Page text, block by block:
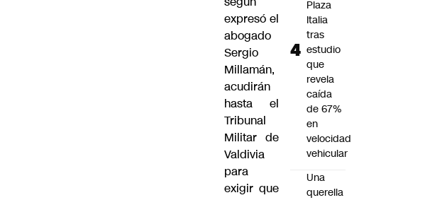
expresó el
abogado
Sergio
Millamán,
acudirán
hasta el
Tribunal
Militar de
Valdivia
para
exigir que
Plaza
Italia
tras
estudio
que
revela
caída
de 67%
en
velocidad
vehicular
Una
querella